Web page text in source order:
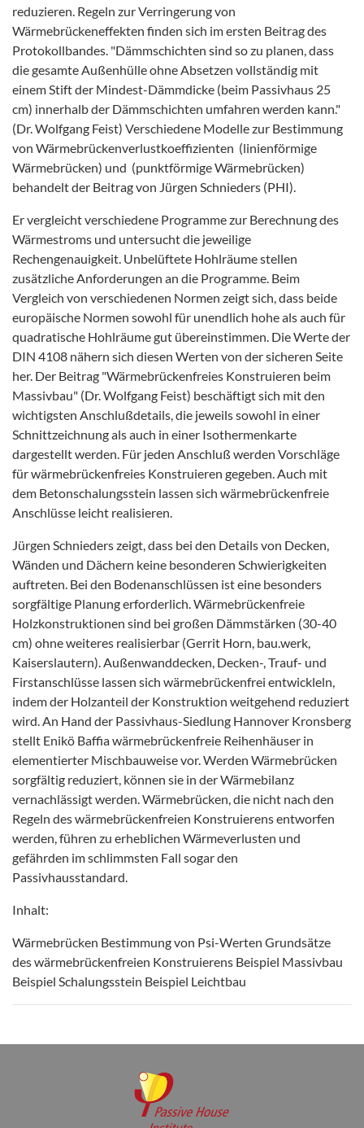
reduzieren. Regeln zur Verringerung von
Wärmebrückeneffekten finden sich im ersten Beitrag des
Protokollbandes. "Dämmschichten sind so zu planen, dass
die gesamte Außenhülle ohne Absetzen vollständig mit
einem Stift der Mindest-Dämmdicke (beim Passivhaus 25
cm) innerhalb der Dämmschichten umfahren werden kann."
(Dr. Wolfgang Feist) Verschiedene Modelle zur Bestimmung
von Wärmebrückenverlustkoeffizienten (linienförmige
Wärmebrücken) und (punktförmige Wärmebrücken)
behandelt der Beitrag von Jürgen Schnieders (PHI).
Er vergleicht verschiedene Programme zur Berechnung des
Wärmestroms und untersucht die jeweilige
Rechengenauigkeit. Unbelüftete Hohlräume stellen
zusätzliche Anforderungen an die Programme. Beim
Vergleich von verschiedenen Normen zeigt sich, dass beide
europäische Normen sowohl für unendlich hohe als auch für
quadratische Hohlräume gut übereinstimmen. Die Werte der
DIN 4108 nähern sich diesen Werten von der sicheren Seite
her. Der Beitrag "Wärmebrückenfreies Konstruieren beim
Massivbau" (Dr. Wolfgang Feist) beschäftigt sich mit den
wichtigsten Anschlußdetails, die jeweils sowohl in einer
Schnittzeichnung als auch in einer Isothermenkarte
dargestellt werden. Für jeden Anschluß werden Vorschläge
für wärmebrückenfreies Konstruieren gegeben. Auch mit
dem Betonschalungsstein lassen sich wärmebrückenfreie
Anschlüsse leicht realisieren.
Jürgen Schnieders zeigt, dass bei den Details von Decken,
Wänden und Dächern keine besonderen Schwierigkeiten
auftreten. Bei den Bodenanschlüssen ist eine besonders
sorgfältige Planung erforderlich. Wärmebrückenfreie
Holzkonstruktionen sind bei großen Dämmstärken (30-40
cm) ohne weiteres realisierbar (Gerrit Horn, bau.werk,
Kaiserslautern). Außenwanddecken, Decken-, Trauf- und
Firstanschlüsse lassen sich wärmebrückenfrei entwickleln,
indem der Holzanteil der Konstruktion weitgehend reduziert
wird. An Hand der Passivhaus-Siedlung Hannover Kronsberg
stellt Enikö Baffia wärmebrückenfreie Reihenhäuser in
elementierter Mischbauweise vor. Werden Wärmebrücken
sorgfältig reduziert, können sie in der Wärmebilanz
vernachlässigt werden. Wärmebrücken, die nicht nach den
Regeln des wärmebrückenfreien Konstruierens entworfen
werden, führen zu erheblichen Wärmeverlusten und
gefährden im schlimmsten Fall sogar den
Passivhausstandard.
Inhalt:
Wärmebrücken Bestimmung von Psi-Werten Grundsätze
des wärmebrückenfreien Konstruierens Beispiel Massivbau
Beispiel Schalungsstein Beispiel Leichtbau